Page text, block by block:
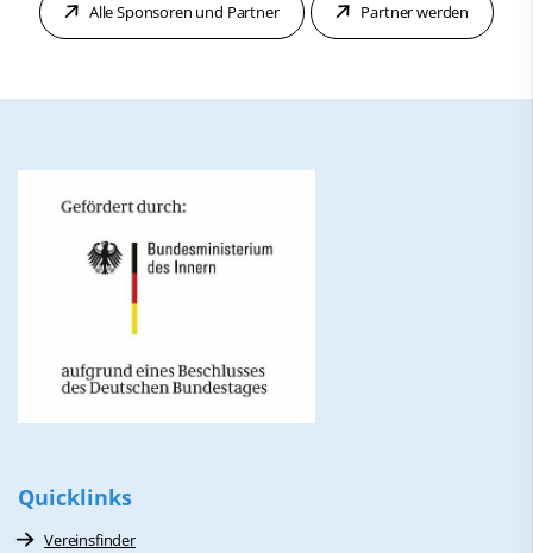
Alle Sponsoren und Partner Partner werden
Quicklinks
Vereinsfinder